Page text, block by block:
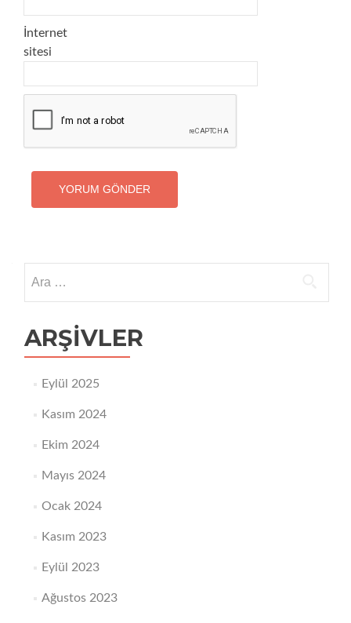
İnternet
sitesi
ARŞIVLER
Eylül 2025
Kasım 2024
Ekim 2024
Mayıs 2024
Ocak 2024
Kasım 2023
Eylül 2023
Ağustos 2023